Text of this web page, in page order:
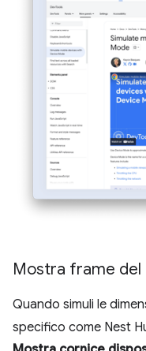
Mostra frame del
Quando simuli le
specifico come Nest